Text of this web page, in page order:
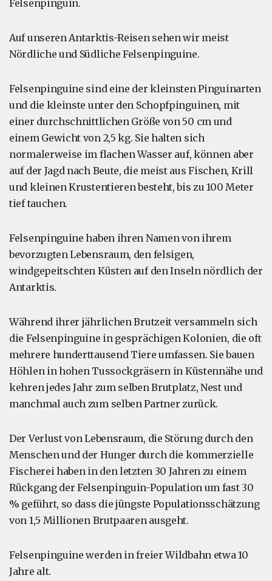
Felsenpinguin.
Auf unseren Antarktis-Reisen sehen wir meist
Nördliche und Südliche Felsenpinguine.
Felsenpinguine sind eine der kleinsten Pinguinarten
und die kleinste unter den Schopfpinguinen, mit
einer durchschnittlichen Größe von 50 cm und
einem Gewicht von 2,5 kg. Sie halten sich
normalerweise im flachen Wasser auf, können aber
auf der Jagd nach Beute, die meist aus Fischen, Krill
und kleinen Krustentieren besteht, bis zu 100 Meter
tief tauchen.
Felsenpinguine haben ihren Namen von ihrem
bevorzugten Lebensraum, den felsigen,
windgepeitschten Küsten auf den Inseln nördlich der
Antarktis.
Während ihrer jährlichen Brutzeit versammeln sich
die Felsenpinguine in gesprächigen Kolonien, die oft
mehrere hunderttausend Tiere umfassen. Sie bauen
Höhlen in hohen Tussockgräsern in Küstennähe und
kehren jedes Jahr zum selben Brutplatz, Nest und
manchmal auch zum selben Partner zurück.
Der Verlust von Lebensraum, die Störung durch den
Menschen und der Hunger durch die kommerzielle
Fischerei haben in den letzten 30 Jahren zu einem
Rückgang der Felsenpinguin-Population um fast 30
% geführt, so dass die jüngste Populationsschätzung
von 1,5 Millionen Brutpaaren ausgeht.
Felsenpinguine werden in freier Wildbahn etwa 10
Jahre alt.